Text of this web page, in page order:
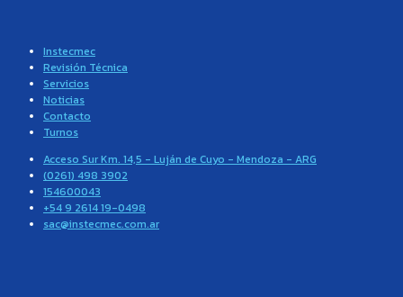
Instecmec
Revisión Técnica
Servicios
Noticias
Contacto
Turnos
Acceso Sur Km. 14,5 - Luján de Cuyo - Mendoza - ARG
(0261) 498 3902
154600043
+54 9 2614 19-0498
sac@instecmec.com.ar